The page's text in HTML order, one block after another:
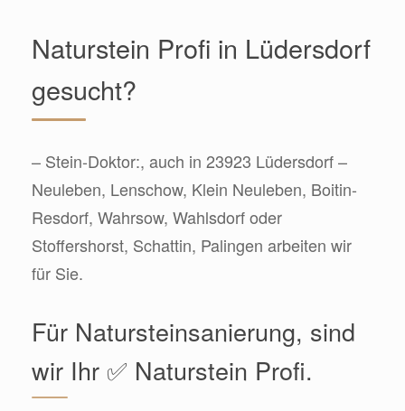
Naturstein Profi in Lüdersdorf
gesucht?
– Stein-Doktor:, auch in 23923 Lüdersdorf –
Neuleben, Lenschow, Klein Neuleben, Boitin-
Resdorf, Wahrsow, Wahlsdorf oder
Stoffershorst, Schattin, Palingen arbeiten wir
für Sie.
Für Natursteinsanierung, sind
wir Ihr ✅ Naturstein Profi.